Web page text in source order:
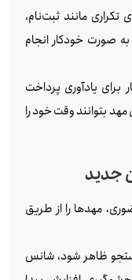
مانند ثبت‌نام،
به صورت خودکار انجام
برای یادآوری پرداخت
بتوانند وقت خود را
جدید
مهدها را از طریق
ظاهر شود، شانس